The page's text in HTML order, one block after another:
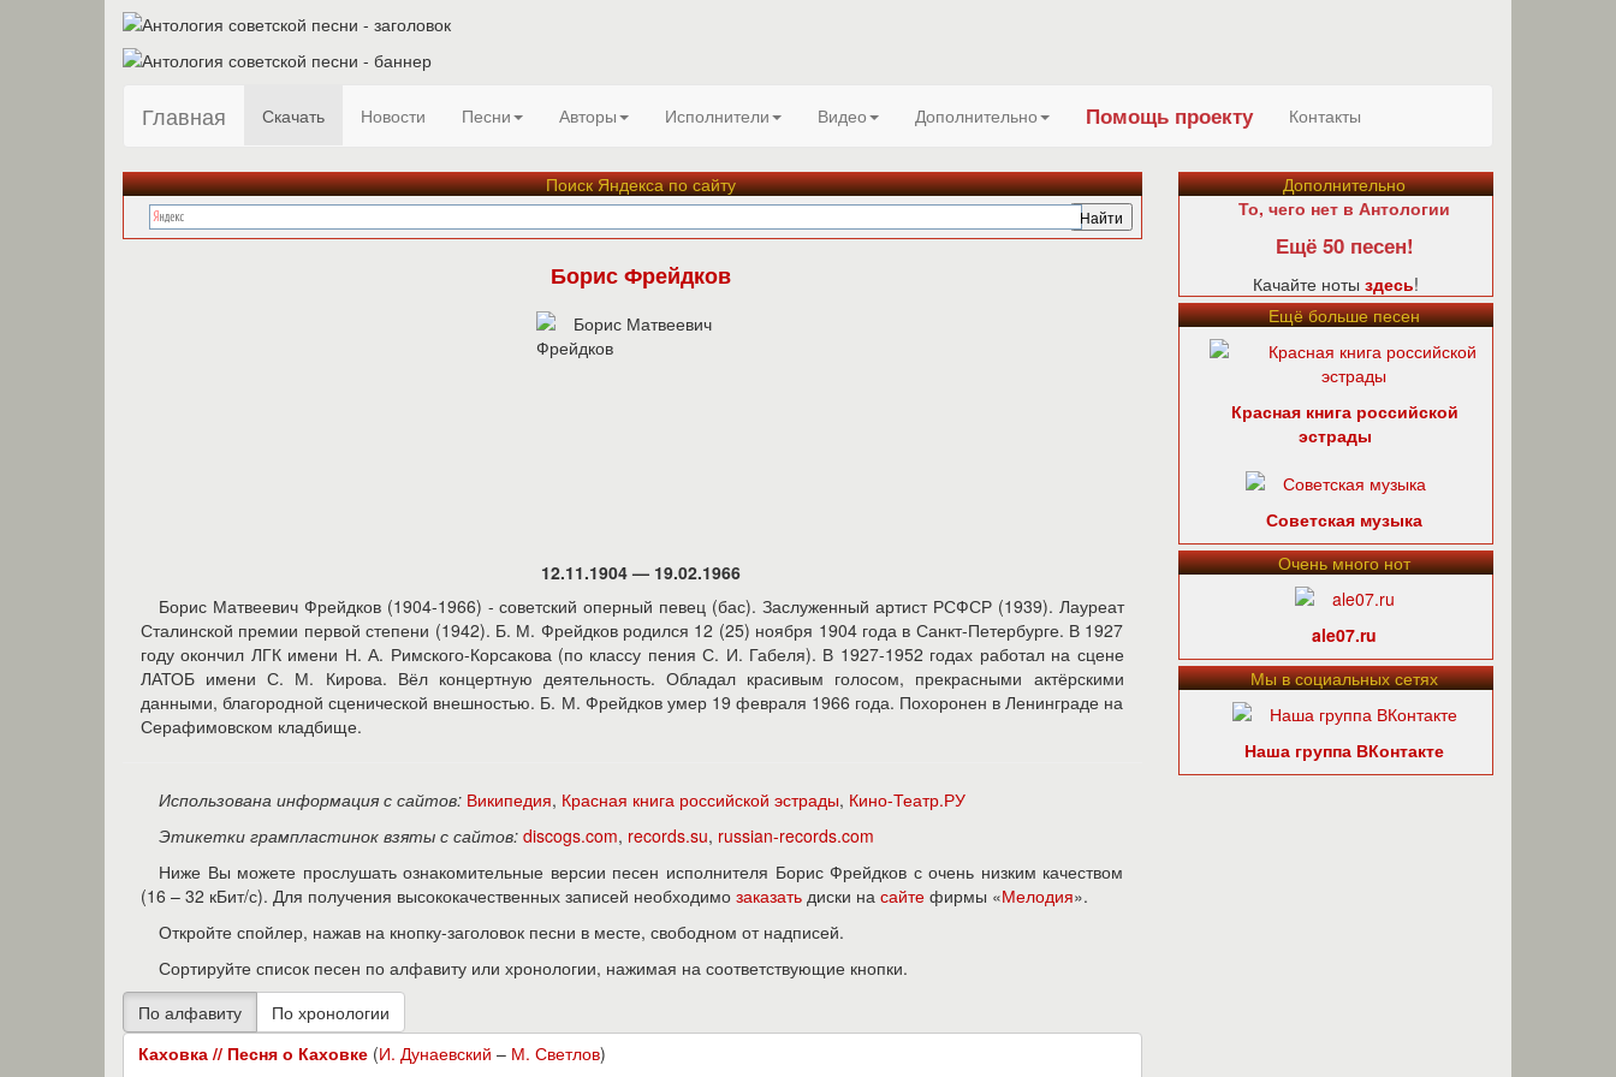
Главная Скачать Новости Песни Авторы Исполнители Видео Дополнительно Помощь проекту Контакты
Поиск Яндекса по сайту
Борис Фрейдков
12.11.1904 — 19.02.1966
Борис Матвеевич Фрейдков (1904-1966) - советский оперный певец (бас). Заслуженный артист РСФСР (1939). Лауреат
Сталинской премии первой степени (1942). Б. М. Фрейдков родился 12 (25) ноября 1904 года в Санкт-Петербурге. В 1927
году окончил ЛГК имени Н. А. Римского-Корсакова (по классу пения С. И. Габеля). В 1927-1952 годах работал на сцене
ЛАТОБ имени С. М. Кирова. Вёл концертную деятельность. Обладал красивым голосом, прекрасными актёрскими
данными, благородной сценической внешностью. Б. М. Фрейдков умер 19 февраля 1966 года. Похоронен в Ленинграде на
Серафимовском кладбище.
Использована информация с сайтов: Википедия, Красная книга российской эстрады, Кино-Театр.РУ
Этикетки грампластинок взяты с сайтов: discogs.com, records.su, russian-records.com
Ниже Вы можете прослушать ознакомительные версии песен исполнителя Борис Фрейдков с очень низким качеством
(16 – 32 кБит/с). Для получения высококачественных записей необходимо заказать диски на сайте фирмы «Мелодия».
Откройте спойлер, нажав на кнопку-заголовок песни в месте, свободном от надписей.
Сортируйте список песен по алфавиту или хронологии, нажимая на соответствующие кнопки.
Каховка // Песня о Каховке (И. Дунаевский – М. Светлов)
Дополнительно
То, чего нет в Антологии
Ещё 50 песен!
Качайте ноты здесь!
Ещё больше песен
Красная книга российской
эстрады
Советская музыка
Очень много нот
ale07.ru
Мы в социальных сетях
Наша группа ВКонтакте